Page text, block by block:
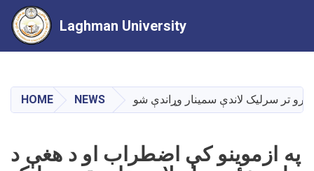
main
content
Laghman University
HOME NEWS
په ازموینو کې اضطراب او د هغې د